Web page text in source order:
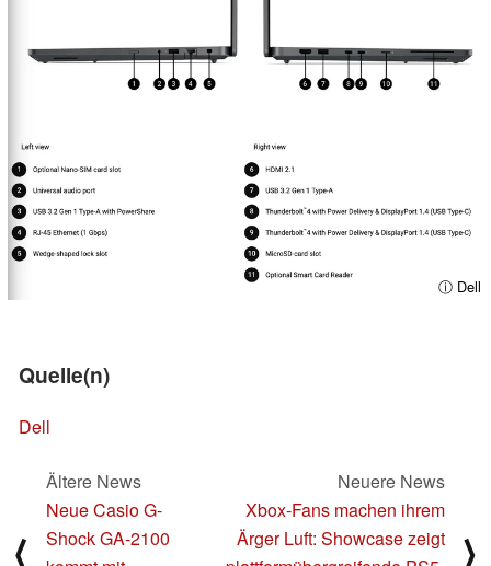
ⓘ Dell
Quelle(n)
Dell
⟨
Ältere News
Neue Casio G-
Shock GA-2100
Neuere News
Xbox-Fans machen ihrem
Ärger Luft: Showcase zeigt
⟩